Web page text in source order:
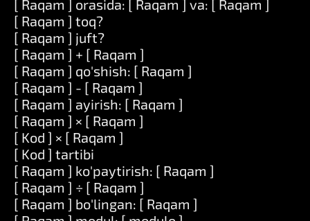
[ Raqam ] orasida: [ Raqam ] va: [ Raqam ]
[ Raqam ] toq?
[ Raqam ] juft?
[ Raqam ] + [ Raqam ]
[ Raqam ] qo'shish: [ Raqam ]
[ Raqam ] - [ Raqam ]
[ Raqam ] ayirish: [ Raqam ]
[ Raqam ] × [ Raqam ]
[ Kod ] × [ Raqam ]
[ Kod ] tartibi
[ Raqam ] ko'paytirish: [ Raqam ]
[ Raqam ] ÷ [ Raqam ]
[ Raqam ] bo'lingan: [ Raqam ]